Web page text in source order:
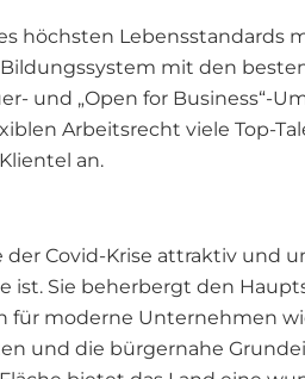
höchsten Lebensstandards
mit den
und „Open for Business“-
Arbeitsrecht viele Top-
an.
der Covid-Krise attraktiv
ist. Sie beherbergt den
für moderne Unternehmen
und die bürgernahe